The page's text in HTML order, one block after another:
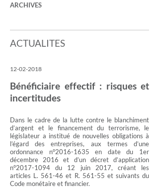
ARCHIVES
ACTUALITES
12-02-2018
Bénéficiaire effectif : risques et
incertitudes
Dans le cadre de la lutte contre le blanchiment
d’argent et le financement du terrorisme, le
législateur a institué de nouvelles obligations à
l’égard des entreprises, aux termes d’une
ordonnance n°2016-1635 en date du 1er
décembre 2016 et d’un décret d’application
n°2017-1094 du 12 juin 2017, créant les
articles L. 561-46 et R. 561-55 et suivants du
Code monétaire et financier.